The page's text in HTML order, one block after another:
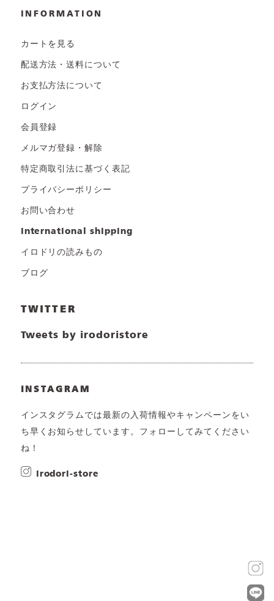
INFORMATION
カートを見る
配送方法・送料について
お支払方法について
ログイン
会員登録
メルマガ登録・解除
特定商取引法に基づく表記
プライバシーポリシー
お問い合わせ
international shipping
イロドリの読みもの
ブログ
TWITTER
Tweets by irodoristore
INSTAGRAM
インスタグラムでは最新の入荷情報やキャンペーンをい
ち早くお知らせしています。フォローしてみてください
ね！
irodori-store